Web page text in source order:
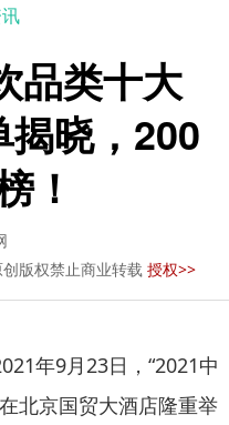
品类十大
揭晓，200
！
创版权禁止商业转载 授权>>
年9月23日，“2021中
北京国贸大酒店隆重举